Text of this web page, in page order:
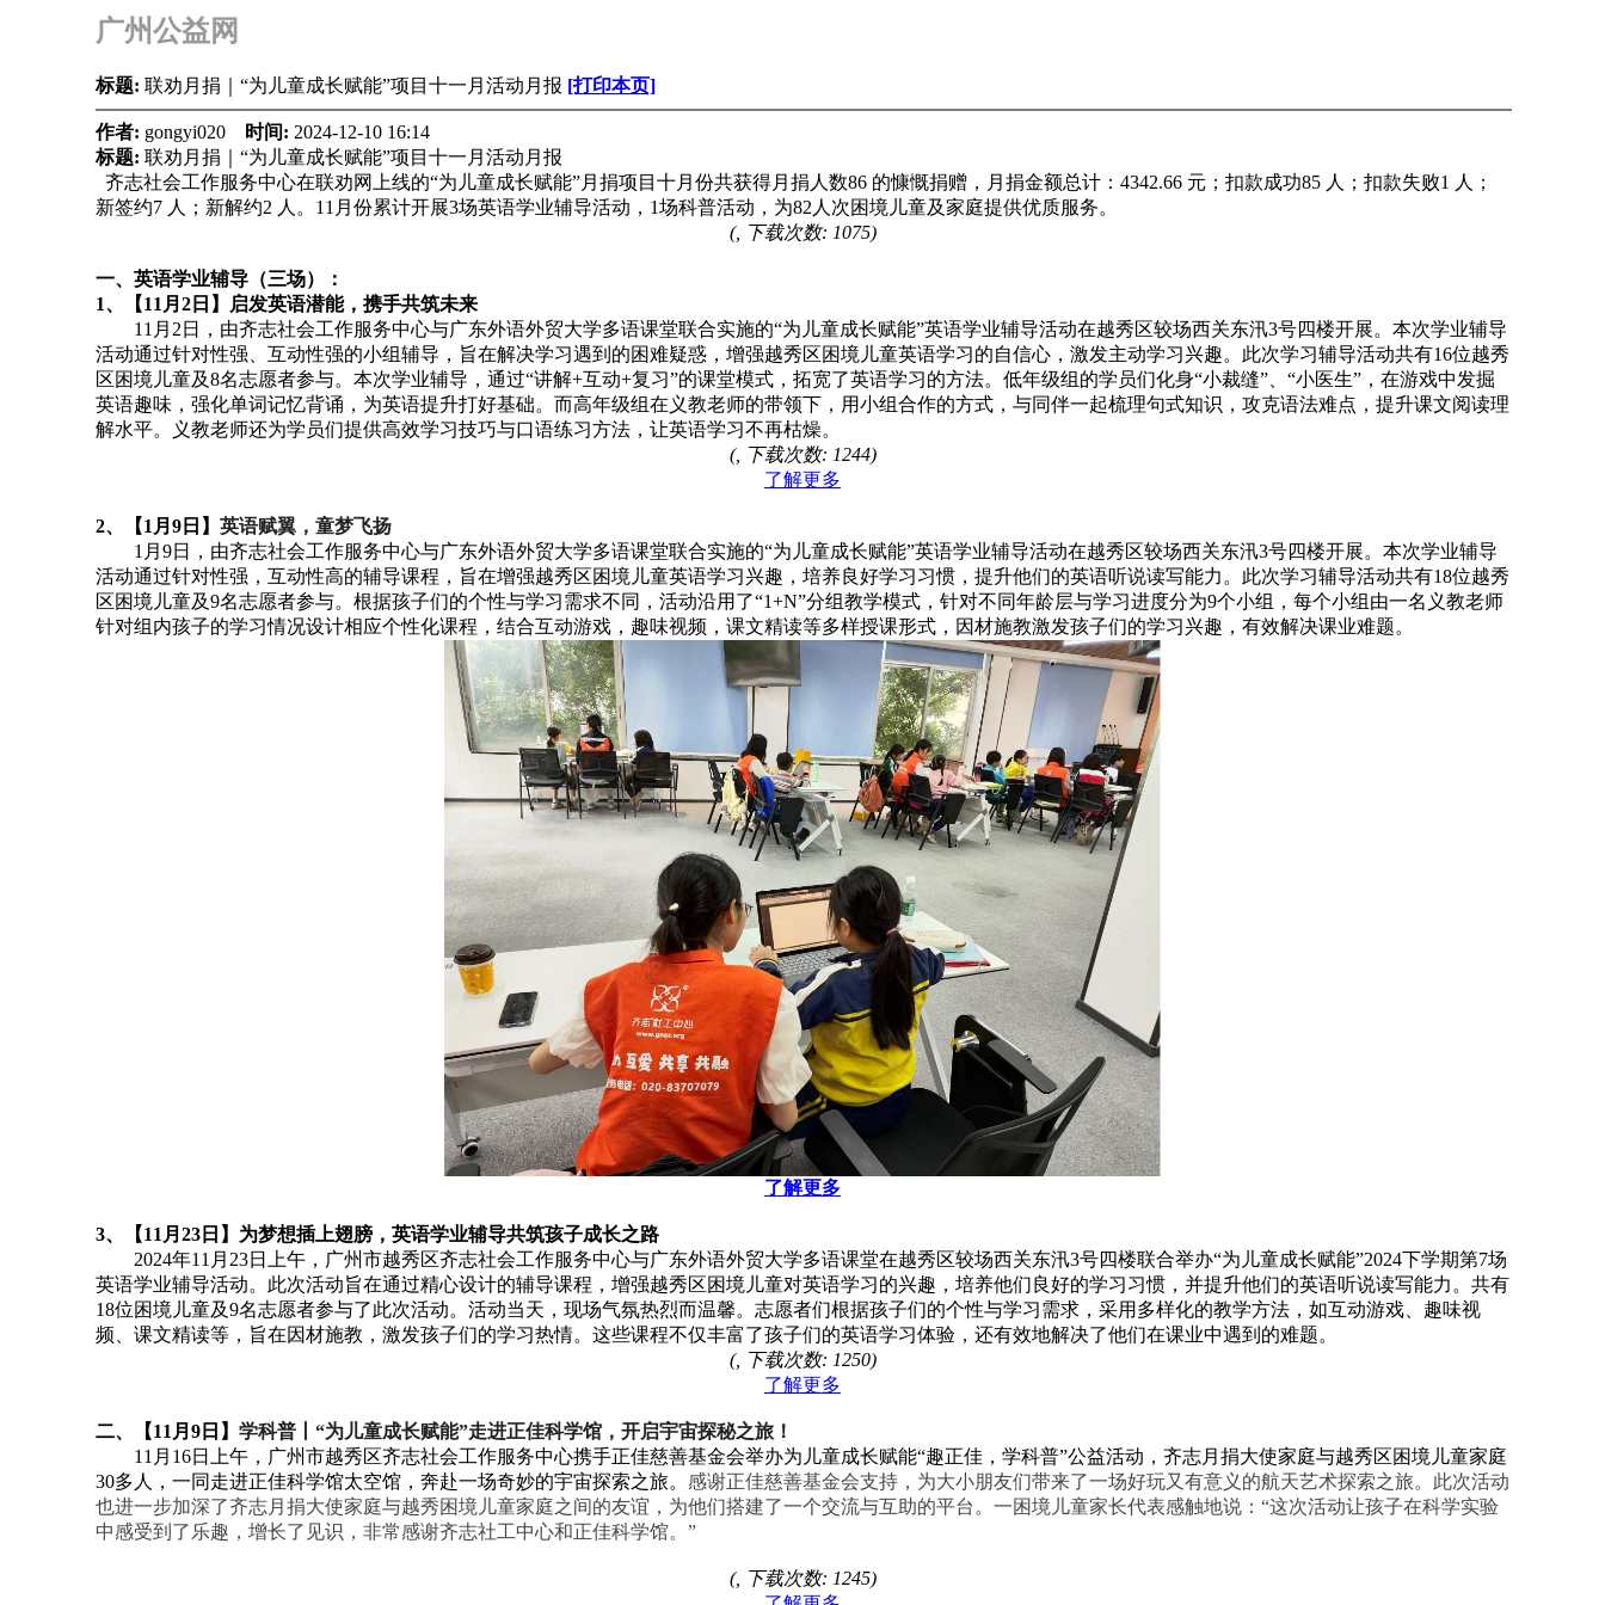
广州公益网
标题: 联劝月捐｜“为儿童成长赋能”项目十一月活动月报 [打印本页]
作者: gongyi020 时间: 2024-12-10 16:14
标题: 联劝月捐｜“为儿童成长赋能”项目十一月活动月报
齐志社会工作服务中心在联劝网上线的“为儿童成长赋能”月捐项目十月份共获得月捐人数86 的慷慨捐赠，月捐金额总计：4342.66 元；扣款成功85 人；扣款失败1 人；
新签约7 人；新解约2 人。 11月份累计开展3场英语学业辅导活动，1场科普活动，为82人次困境儿童及家庭提供优质服务。
(, 下载次数: 1075)
一、英语学业辅导（三场）：
1、【11月2日】启发英语潜能，携手共筑未来
11月2日，由齐志社会工作服务中心与广东外语外贸大学多语课堂联合实施的“为儿童成长赋能”英语学业辅导活动在越秀区较场西关东汛3号四楼开展。本次学业辅导
活动通过针对性强、互动性强的小组辅导，旨在解决学习遇到的困难疑惑，增强越秀区困境儿童英语学习的自信心，激发主动学习兴趣。此次学习辅导活动共有16位越秀
区困境儿童及8名志愿者参与。本次学业辅导，通过“讲解+互动+复习”的课堂模式，拓宽了英语学习的方法。低年级组的学员们化身“小裁缝”、“小医生”，在游戏中发掘
英语趣味，强化单词记忆背诵，为英语提升打好基础。而高年级组在义教老师的带领下，用小组合作的方式，与同伴一起梳理句式知识，攻克语法难点，提升课文阅读理
解水平。义教老师还为学员们提供高效学习技巧与口语练习方法，让英语学习不再枯燥。
(, 下载次数: 1244)
了解更多
2、【1月9日】 英语赋翼，童梦飞扬
1月9日，由齐志社会工作服务中心与广东外语外贸大学多语课堂联合实施的“为儿童成长赋能”英语学业辅导活动在越秀区较场西关东汛3号四楼开展。本次学业辅导
活动通过针对性强，互动性高的辅导课程，旨在增强越秀区困境儿童英语学习兴趣，培养良好学习习惯，提升他们的英语听说读写能力。此次学习辅导活动共有18位越秀
区困境儿童及9名志愿者参与。根据孩子们的个性与学习需求不同，活动沿用了“1+N”分组教学模式，针对不同年龄层与学习进度分为9个小组，每个小组由一名义教老师
针对组内孩子的学习情况设计相应个性化课程，结合互动游戏，趣味视频，课文精读等多样授课形式，因材施教激发孩子们的学习兴趣，有效解决课业难题。
了解更多
3、【11月23日】为梦想插上翅膀，英语学业辅导共筑孩子成长之路
2024年11月23日上午，广州市越秀区齐志社会工作服务中心与广东外语外贸大学多语课堂在越秀区较场西关东汛3号四楼联合举办“为儿童成长赋能”2024下学期第7场
英语学业辅导活动。此次活动旨在通过精心设计的辅导课程，增强越秀区困境儿童对英语学习的兴趣，培养他们良好的学习习惯，并提升他们的英语听说读写能力。共有
18位困境儿童及9名志愿者参与了此次活动。活动当天，现场气氛热烈而温馨。志愿者们根据孩子们的个性与学习需求，采用多样化的教学方法，如互动游戏、趣味视
频、课文精读等，旨在因材施教，激发孩子们的学习热情。这些课程不仅丰富了孩子们的英语学习体验，还有效地解决了他们在课业中遇到的难题。
(, 下载次数: 1250)
了解更多
二、【11月9日】 学科普丨“为儿童成长赋能”走进正佳科学馆，开启宇宙探秘之旅！
11月16日上午，广州市越秀区齐志社会工作服务中心携手正佳慈善基金会举办为儿童成长赋能“趣正佳，学科普”公益活动，齐志月捐大使家庭与越秀区困境儿童家庭
30多人，一同走进正佳科学馆太空馆，奔赴一场奇妙的宇宙探索之旅。 感谢正佳慈善基金会支持，为大小朋友们带来了一场好玩又有意义的航天艺术探索之旅。此次活动
也进一步加深了齐志月捐大使家庭与越秀困境儿童家庭之间的友谊，为他们搭建了一个交流与互助的平台。一困境儿童家长代表感触地说：“这次活动让孩子在科学实验
中感受到了乐趣，增长了见识，非常感谢齐志社工中心和正佳科学馆。”
(, 下载次数: 1245)